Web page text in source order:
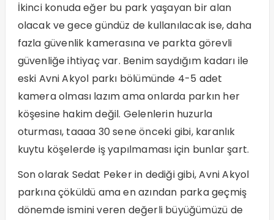
İkinci konuda eğer bu park yaşayan bir alan
olacak ve gece gündüz de kullanılacak ise, daha
fazla güvenlik kamerasına ve parkta görevli
güvenliğe ihtiyaç var. Benim saydığım kadarı ile
eski Avni Akyol parkı bölümünde 4-5 adet
kamera olması lazım ama onlarda parkın her
köşesine hakim değil. Gelenlerin huzurla
oturması, taaaa 30 sene önceki gibi, karanlık
kuytu köşelerde iş yapılmaması için bunlar şart.
Son olarak Sedat Peker in dediği gibi, Avni Akyol
parkına çöküldü ama en azından parka geçmiş
dönemde ismini veren değerli büyüğümüzü de